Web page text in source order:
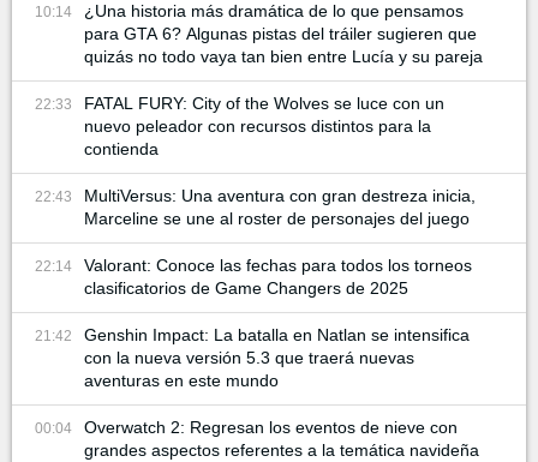
10:14
¿Una historia más dramática de lo que pensamos
para GTA 6? Algunas pistas del tráiler sugieren que
quizás no todo vaya tan bien entre Lucía y su pareja
22:33
FATAL FURY: City of the Wolves se luce con un
nuevo peleador con recursos distintos para la
contienda
22:43
MultiVersus: Una aventura con gran destreza inicia,
Marceline se une al roster de personajes del juego
22:14
Valorant: Conoce las fechas para todos los torneos
clasificatorios de Game Changers de 2025
21:42
Genshin Impact: La batalla en Natlan se intensifica
con la nueva versión 5.3 que traerá nuevas
aventuras en este mundo
00:04
Overwatch 2: Regresan los eventos de nieve con
grandes aspectos referentes a la temática navideña